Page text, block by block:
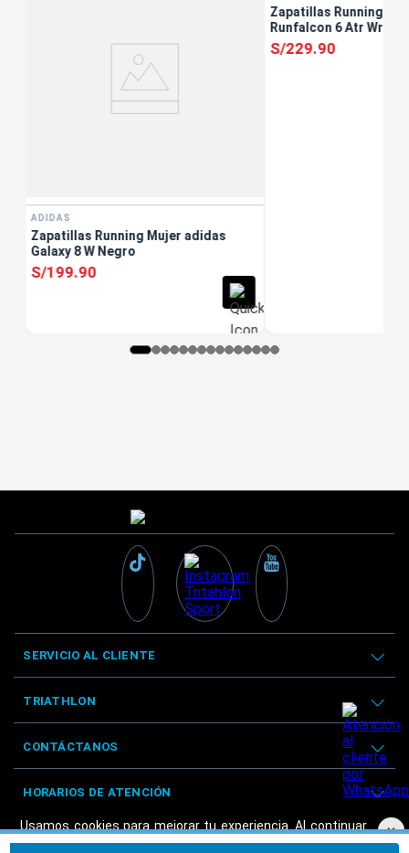
Usamos cookies para mejorar tu experiencia. Al continuar
navegando, aceptas nuestraPolítica de privacidad.
×
ADIDAS
Zapatillas Running Mujer adidas
Galaxy 8 W Negro
S/199.90
Zapatillas Running
Runfalcon 6 Atr Wr W
S/229.90
SERVICIO AL CLIENTE
TRIATHLON
CONTÁCTANOS
HORARIOS DE ATENCIÓN